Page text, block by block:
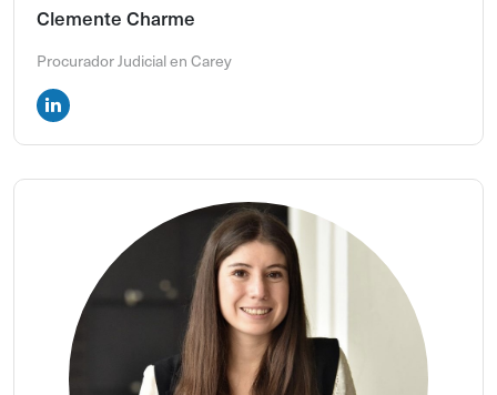
Clemente Charme
Procurador Judicial en Carey